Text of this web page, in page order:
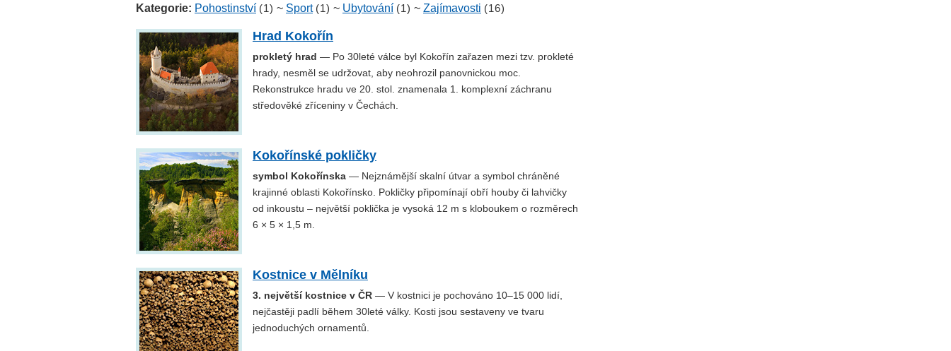
Kategorie: Pohostinství (1) ~ Sport (1) ~ Ubytování (1) ~ Zajímavosti (16)
Hrad Kokořín
prokletý hrad — Po 30leté válce byl Kokořín zařazen mezi tzv. prokleté
hrady, nesměl se udržovat, aby neohrozil panovnickou moc.
Rekonstrukce hradu ve 20. stol. znamenala 1. komplexní záchranu
středověké zříceniny v Čechách.
Kokořínské pokličky
symbol Kokořínska — Nejznámější skalní útvar a symbol chráněné
krajinné oblasti Kokořínsko. Pokličky připomínají obří houby či lahvičky
od inkoustu – největší poklička je vysoká 12 m s kloboukem o rozměrech
6 × 5 × 1,5 m.
Kostnice v Mělníku
3. největší kostnice v ČR — V kostnici je pochováno 10–15 000 lidí,
nejčastěji padlí během 30leté války. Kosti jsou sestaveny ve tvaru
jednoduchých ornamentů.